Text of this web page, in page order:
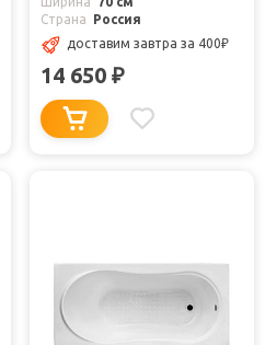
Страна
Россия
доставим завтра за 400₽
14 650 ₽